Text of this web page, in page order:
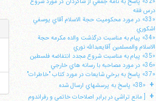
درس فقه
«33» در مورد محكوميت حجة الاسلام آقاي يوسفي
اشكوري
«34» پيام به مناسبت درگذشت والده مكرمه حجة
الاسلام والمسلمين آقايعبدالله نوري
«35» پيام به مناسبت شروع مجدد انتفاضه فلسطين
«36» در مورد مصاحبه با رسانه هاي خارجي
«37» پاسخ به برخي شايعات در مورد كتاب "خاطرات"
+ «38» پاسخ به پرسشهاي ارسال شده
+ [ مانع تراشي در برابر اصلاحات خاتمي و رفراندوم